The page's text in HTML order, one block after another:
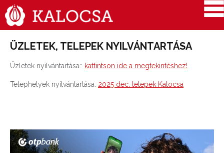
ÜZLETEK, TELEPEK NYILVÁNTARTÁSA
Üzletek nyilvántartása:: kattintson ide a megtekintéshez!
Telephelyek nyilvántartása: 2025 dec. telepek Kalocsa